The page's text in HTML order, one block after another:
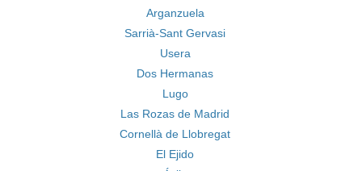
Arganzuela
Sarrià-Sant Gervasi
Usera
Dos Hermanas
Lugo
Las Rozas de Madrid
Cornellà de Llobregat
El Ejido